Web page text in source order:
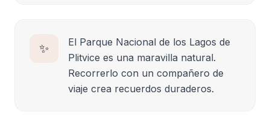
✨
El Parque Nacional de los Lagos de
Plitvice es una maravilla natural.
Recorrerlo con un compañero de
viaje crea recuerdos duraderos.